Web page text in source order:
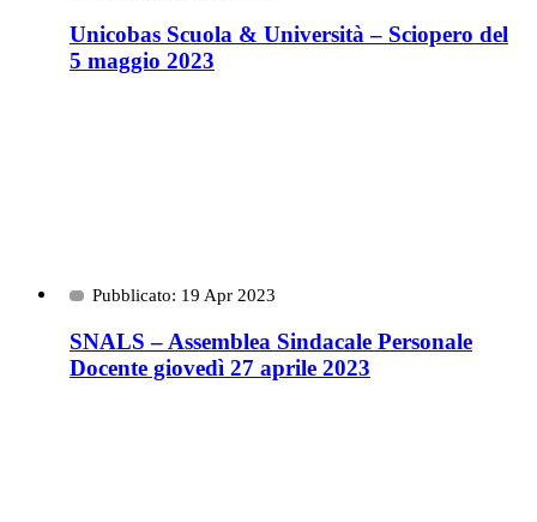
Unicobas Scuola & Università – Sciopero del
5 maggio 2023
Pubblicato: 19 Apr 2023
SNALS – Assemblea Sindacale Personale
Docente giovedì 27 aprile 2023